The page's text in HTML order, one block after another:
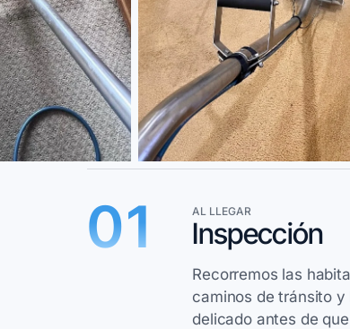
01 AL LLEGAR
Inspección
Recorremos las
caminos de tránsito
delicado antes de